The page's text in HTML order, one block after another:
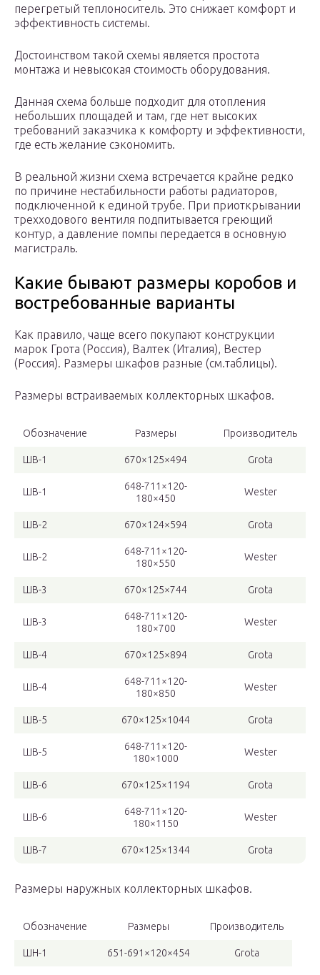
перегретый теплоноситель. Это снижает комфорт и
эффективность системы.
Достоинством такой схемы является простота
монтажа и невысокая стоимость оборудования.
Данная схема больше подходит для отопления
небольших площадей и там, где нет высоких
требований заказчика к комфорту и эффективности,
где есть желание сэкономить.
В реальной жизни схема встречается крайне редко
по причине нестабильности работы радиаторов,
подключенной к единой трубе. При приоткрывании
трехходового вентиля подпитывается греющий
контур, а давление помпы передается в основную
магистраль.
Какие бывают размеры коробов и
востребованные варианты
Как правило, чаще всего покупают конструкции
марок Грота (Россия), Валтек (Италия), Вестер
(Россия). Размеры шкафов разные (см.таблицы).
Размеры встраиваемых коллекторных шкафов.
Обозначение Размеры Производитель
ШВ-1 670×125×494 Grota
ШВ-1
648-711×120-
180×450
Wester
ШВ-2 670×124×594 Grota
ШВ-2
648-711×120-
180×550
Wester
ШВ-3 670×125×744 Grota
ШВ-3
648-711×120-
180×700
Wester
ШВ-4 670×125×894 Grota
ШВ-4
648-711×120-
180×850
Wester
ШВ-5 670×125×1044 Grota
ШВ-5
648-711×120-
180×1000
Wester
ШВ-6 670×125×1194 Grota
ШВ-6
648-711×120-
180×1150
Wester
ШВ-7 670×125×1344 Grota
Размеры наружных коллекторных шкафов.
Обозначение Размеры Производитель
ШН-1 651-691×120×454 Grota